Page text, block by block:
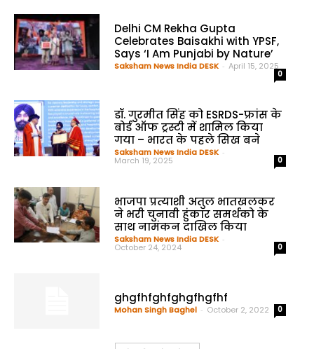
Delhi CM Rekha Gupta
Celebrates Baisakhi with YPSF,
Says ‘I Am Punjabi by Nature’
Saksham News India DESK - April 15, 2025
0
डॉ. गुरमीत सिंह को ESRDS-फ्रांस के
बोर्ड ऑफ ट्रस्टी में शामिल किया
गया – भारत के पहले सिख बने
Saksham News India DESK -
March 19, 2025 0
भाजपा प्रत्याशी अतुल भातखलकर
ने भरी चुनावी हुंकार समर्थको के
साथ नामंकन दाखिल किया
Saksham News India DESK -
October 24, 2024 0
ghgfhfghfghgfhgfhf
Mohan Singh Baghel - October 2, 2022 0